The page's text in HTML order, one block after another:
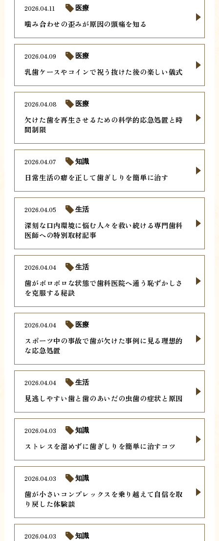
噛み合わせの歪みが原因の頭痛を知る
2026.04.11 医療
乳歯ケースやコインで祝う抜けた後の楽しい儀式
2026.04.09 医療
欠けた歯を再生させるための科学的応急処置と時
間制限
2026.04.08 医療
日常生活の癖を正して歯ぎしりを簡単に治す
2026.04.07 知識
深刻な口内環境に悩む人々を救い続ける専門歯科
医師への特別取材記事
2026.04.05 生活
歯がボロボロな状態で歯科医院へ通う恥ずかしさ
を克服する秘訣
2026.04.04 生活
スポーツ中の事故で歯が欠けた事例に見る理想的
な応急処置
2026.04.04 医療
見逃しやすい歯と歯のあいだの虫歯の症状と原因
2026.04.04 生活
ストレスを溜めずに歯ぎしりを簡単に治すコツ
2026.04.03 知識
歯が小さいコンプレックスを乗り越えて自信を取
り戻した体験談
2026.04.03 知識
2026.04.03 知識